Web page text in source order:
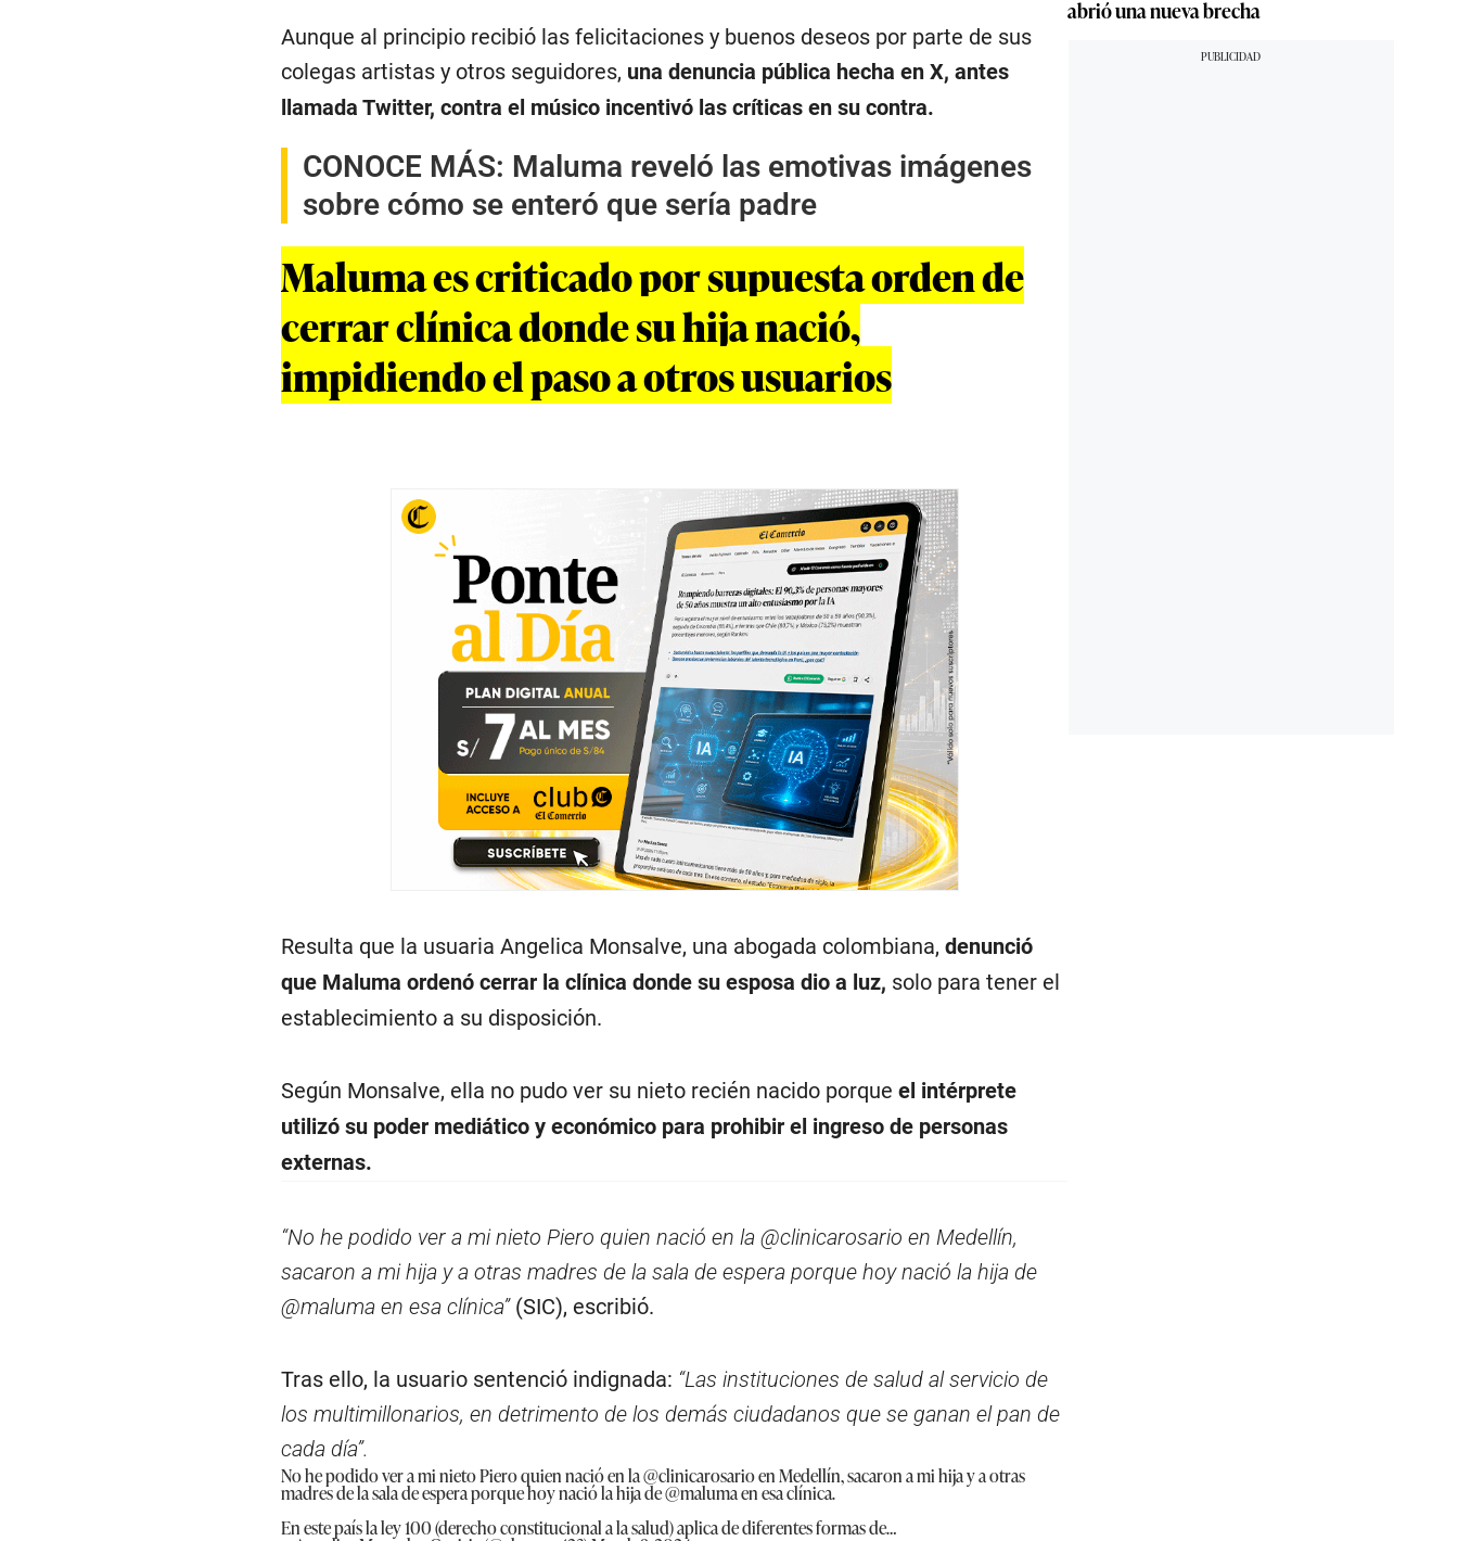
Aunque al principio recibió las felicitaciones y buenos deseos por parte de sus
colegas artistas y otros seguidores, una denuncia pública hecha en X, antes
llamada Twitter, contra el músico incentivó las críticas en su contra.
CONOCE MÁS: Maluma reveló las emotivas imágenes
sobre cómo se enteró que sería padre
Maluma es criticado por supuesta orden de
cerrar clínica donde su hija nació,
impidiendo el paso a otros usuarios
Resulta que la usuaria Angelica Monsalve, una abogada colombiana, denunció
que Maluma ordenó cerrar la clínica donde su esposa dio a luz, solo para tener el
establecimiento a su disposición.
Según Monsalve, ella no pudo ver su nieto recién nacido porque el intérprete
utilizó su poder mediático y económico para prohibir el ingreso de personas
externas.
“No he podido ver a mi nieto Piero quien nació en la @clinicarosario en Medellín,
sacaron a mi hija y a otras madres de la sala de espera porque hoy nació la hija de
@maluma en esa clínica”(SIC), escribió.
Tras ello, la usuario sentenció indignada: “Las instituciones de salud al servicio de
los multimillonarios, en detrimento de los demás ciudadanos que se ganan el pan de
cada día”.
No he podido ver a mi nieto Piero quien nació en la@clinicarosarioen Medellín, sacaron a mi hija y a otras
madres de la sala de espera porque hoy nació la hija de@malumaen esa clínica.
En este país la ley 100 (derecho constitucional a la salud) aplica de diferentes formas de…
abrió una nueva brecha